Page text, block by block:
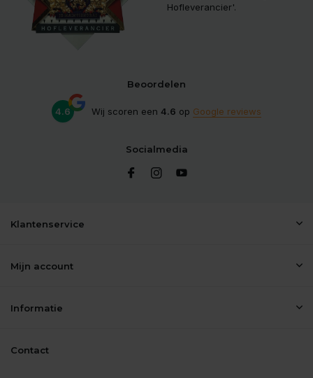
Hofleverancier'.
Beoordelen
4.6 Wij scoren een 4.6 op Google reviews
Socialmedia
Klantenservice
Mijn account
Informatie
Contact